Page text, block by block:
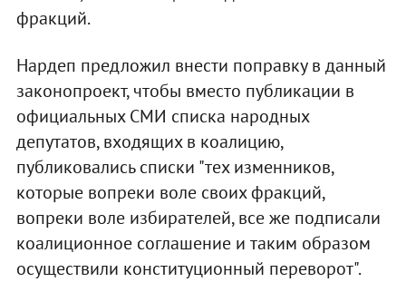
фракций.
Нардеп предложил внести поправку в данный
законопроект, чтобы вместо публикации в
официальных СМИ списка народных
депутатов, входящих в коалицию,
публиковались списки "тех изменников,
которые вопреки воле своих фракций,
вопреки воле избирателей, все же подписали
коалиционное соглашение и таким образом
осуществили конституционный переворот".